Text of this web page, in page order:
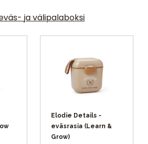
ja välipalaboksi
Elodie Details -
eväsrasia (Learn &
Grow)